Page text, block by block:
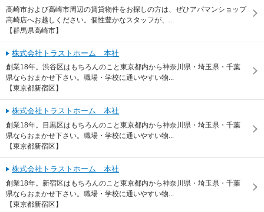
高崎市および高崎市周辺の賃貸物件をお探しの方は、ぜひアパマンショップ
高崎店へお越しください。個性豊かなスタッフが、...
【群馬県高崎市】
株式会社トラストホーム 本社
創業18年。渋谷区はもちろんのこと東京都内から神奈川県・埼玉県・千葉
県ならおまかせ下さい。職場・学校に通いやすい物...
【東京都新宿区】
株式会社トラストホーム 本社
創業18年。目黒区はもちろんのこと東京都内から神奈川県・埼玉県・千葉
県ならおまかせ下さい。職場・学校に通いやすい物...
【東京都新宿区】
株式会社トラストホーム 本社
創業18年。新宿区はもちろんのこと東京都内から神奈川県・埼玉県・千葉
県ならおまかせ下さい。職場・学校に通いやすい物...
【東京都新宿区】